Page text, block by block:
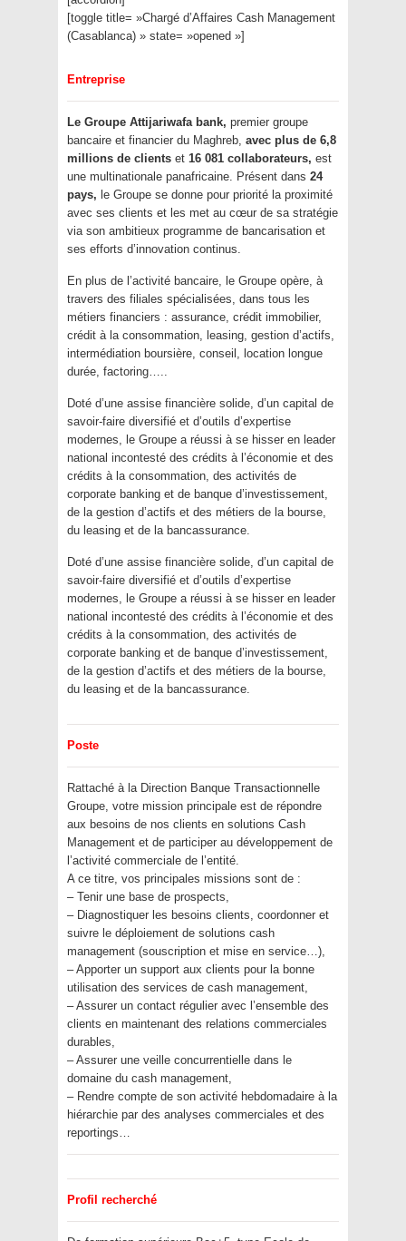
[toggle title= »Chargé d’Affaires Cash Management
(Casablanca) » state= »opened »]
Entreprise
Le Groupe Attijariwafa bank, premier groupe
bancaire et financier du Maghreb, avec plus de 6,8
millions de clients et 16 081 collaborateurs, est
une multinationale panafricaine. Présent dans 24
pays, le Groupe se donne pour priorité la proximité
avec ses clients et les met au cœur de sa stratégie
via son ambitieux programme de bancarisation et
ses efforts d’innovation continus.
En plus de l’activité bancaire, le Groupe opère, à
travers des filiales spécialisées, dans tous les
métiers financiers : assurance, crédit immobilier,
crédit à la consommation, leasing, gestion d’actifs,
intermédiation boursière, conseil, location longue
durée, factoring…..
Doté d’une assise financière solide, d’un capital de
savoir-faire diversifié et d’outils d’expertise
modernes, le Groupe a réussi à se hisser en leader
national incontesté des crédits à l’économie et des
crédits à la consommation, des activités de
corporate banking et de banque d’investissement,
de la gestion d’actifs et des métiers de la bourse,
du leasing et de la bancassurance.
Doté d’une assise financière solide, d’un capital de
savoir-faire diversifié et d’outils d’expertise
modernes, le Groupe a réussi à se hisser en leader
national incontesté des crédits à l’économie et des
crédits à la consommation, des activités de
corporate banking et de banque d’investissement,
de la gestion d’actifs et des métiers de la bourse,
du leasing et de la bancassurance.
Poste
Rattaché à la Direction Banque Transactionnelle
Groupe, votre mission principale est de répondre
aux besoins de nos clients en solutions Cash
Management et de participer au développement de
l’activité commerciale de l’entité.
A ce titre, vos principales missions sont de :
– Tenir une base de prospects,
– Diagnostiquer les besoins clients, coordonner et
suivre le déploiement de solutions cash
management (souscription et mise en service…),
– Apporter un support aux clients pour la bonne
utilisation des services de cash management,
– Assurer un contact régulier avec l’ensemble des
clients en maintenant des relations commerciales
durables,
– Assurer une veille concurrentielle dans le
domaine du cash management,
– Rendre compte de son activité hebdomadaire à la
hiérarchie par des analyses commerciales et des
reportings…
Profil recherché